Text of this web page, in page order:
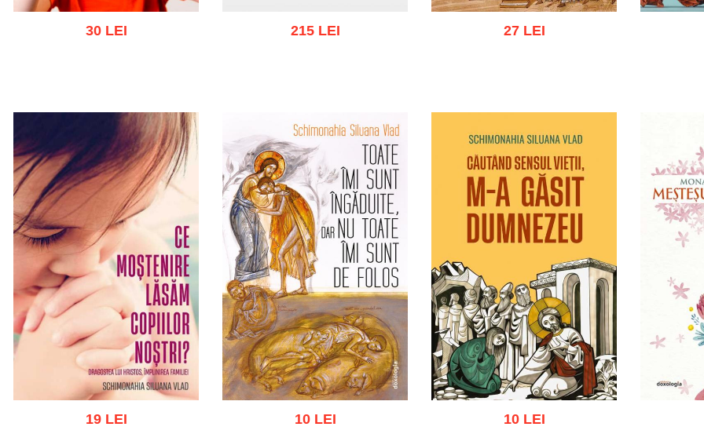
Adaugă în coș Wishlist
30 LEI 215 LEI
Adaugă în coș Wishlist
27 LEI
19 LEI 10 LEI 10 LEI